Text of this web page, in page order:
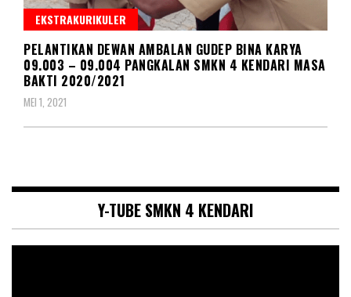
EKSTRAKURIKULER
PELANTIKAN DEWAN AMBALAN GUDEP BINA KARYA
09.003 – 09.004 PANGKALAN SMKN 4 KENDARI MASA
BAKTI 2020/2021
MEI 1, 2021
Y-TUBE SMKN 4 KENDARI